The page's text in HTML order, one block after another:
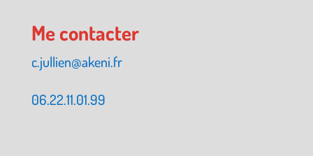
Me contacter
c.jullien@akeni.fr
06.22.11.01.99